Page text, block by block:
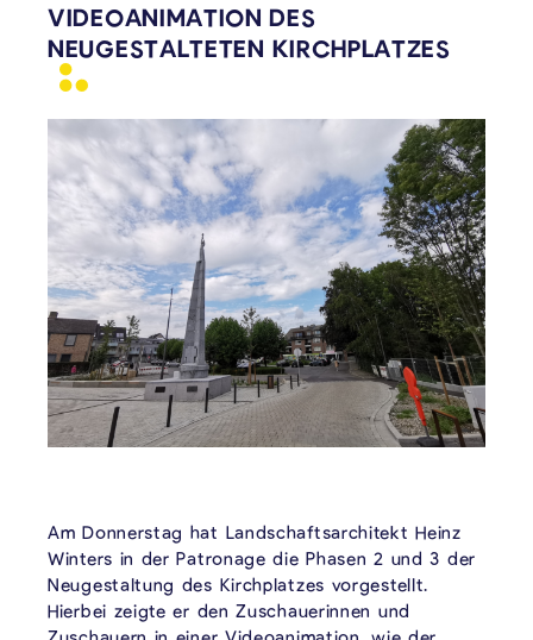
VIDEOANIMATION DES
NEUGESTALTETEN KIRCHPLATZES
Am Donnerstag hat Landschaftsarchitekt Heinz
Winters in der Patronage die Phasen 2 und 3 der
Neugestaltung des Kirchplatzes vorgestellt.
Hierbei zeigte er den Zuschauerinnen und